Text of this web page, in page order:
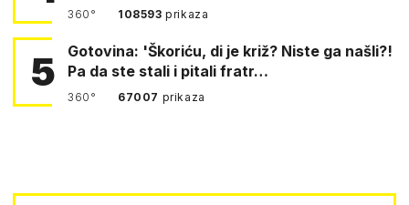
360° 108593prikaza
5
Gotovina: 'Škoriću, di je križ? Niste ga našli?!
Pa da ste stali i pitali fratr…
360° 67007 prikaza